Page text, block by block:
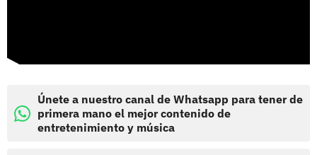
Únete a nuestro canal de Whatsapp para tener de
primera mano el mejor contenido de
entretenimiento y música